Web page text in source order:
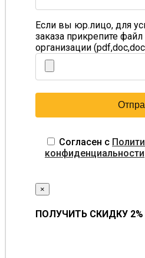
Если вы юр.лицо, для
заказа прикрепите
организации
Согласен с
конфиденциальности
×
ПОЛУЧИТЬ СКИДКУ 2%